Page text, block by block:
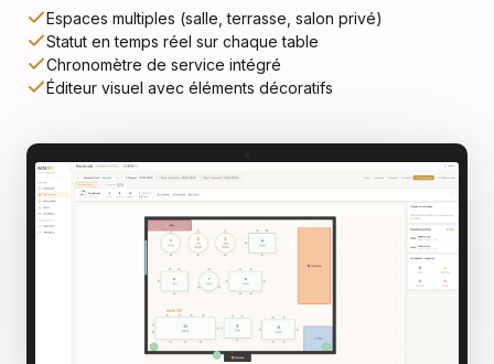
Espaces multiples (salle, terrasse, salon privé)
Statut en temps réel sur chaque table
Chronomètre de service intégré
Éditeur visuel avec éléments décoratifs